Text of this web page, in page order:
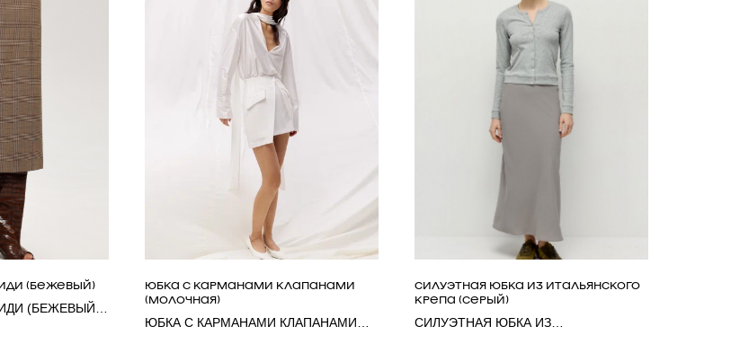
(БЕЖЕВЫЙ)
(БЕЖЕВЫЙ)
ЮБКА С КАРМАНАМИ КЛАПАНАМИ
(МОЛОЧНАЯ)
ЮБКА С КАРМАНАМИ КЛАПАНАМИ
СИЛУЭТНАЯ ЮБКА ИЗ ИТАЛЬЯНСКОГО
КРЕПА (СЕРЫЙ)
СИЛУЭТНАЯ ЮБКА ИЗ